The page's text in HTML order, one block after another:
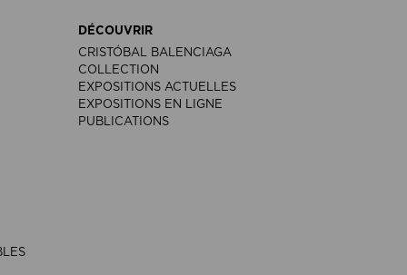
DÉCOUVRIR
CRISTÓBAL BALENCIAGA
COLLECTION
EXPOSITIONS ACTUELLES
EXPOSITIONS EN LIGNE
PUBLICATIONS